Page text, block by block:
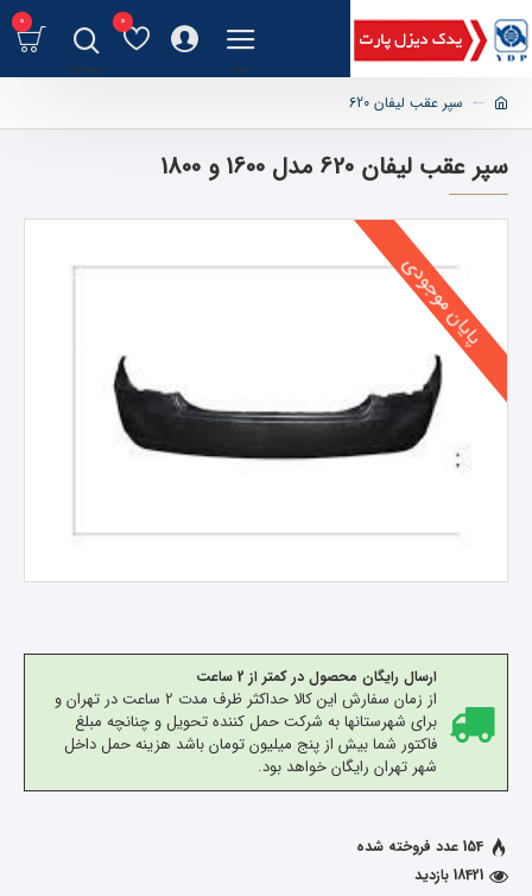
0
0
سپر عقب لیفان 620
سپر عقب لیفان 620 مدل 1600 و 1800
پایان موجودی
ارسال رایگان محصول در کمتر از 2 ساعت
از زمان سفارش این کالا حداکثر ظرف مدت 2 ساعت در تهران و
برای شهرستانها به شرکت حمل کننده تحویل و چنانچه مبلغ
فاکتور شما بیش از پنج میلیون تومان باشد هزینه حمل داخل
شهر تهران رایگان خواهد بود.
154 عدد فروخته شده
18421 بازدید